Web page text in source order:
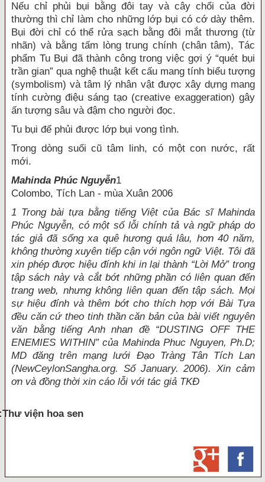
Nếu chỉ phủi bụi bằng đôi tay và cây chổi của đời
thường thì chỉ làm cho những lớp bụi có cớ dày thêm.
Bụi đời chỉ có thể rửa sạch bằng đôi mắt thương (từ
nhãn) và bằng tấm lòng trung chính (chân tâm), Tác
phẩm Tu Bụi đã thành công trong việc gợi ý “quét bụi
trần gian” qua nghệ thuật kết cấu mang tính biểu tượng
(symbolism) và tâm lý nhân vật được xây dựng mang
tính cường điệu sáng tạo (creative exaggeration) gây
ấn tượng sâu và đậm cho người đọc.
Tu bụi để phủi được lớp bụi vong tình.
Trong dòng suối cũ tâm linh, có một con nước, rất
mới.
Mahinda Phúc Nguyễn1
Colombo, Tích Lan - mùa Xuân 2006
1 Trong bài tựa bằng tiếng Việt của Bác sĩ Mahinda
Phúc Nguyễn, có một số lỗi chính tả và ngữ pháp do
tác giả đã sống xa quê hương quá lâu, hơn 40 năm,
không thường xuyên tiếp cận với ngôn ngữ Việt. Tôi đã
xin phép được hiệu đính khi in lại thành “Lời Mở” trong
tập sách này và cắt bớt những phần có liên quan đến
trang web, nhưng không liên quan đến tập sách. Mọi
sự hiệu đính và thêm bớt cho thích hợp với Bài Tựa
đều căn cứ theo tinh thần căn bản của bài viết nguyên
văn bằng tiếng Anh nhan đề “DUSTING OFF THE
ENEMIES WITHIN” của Mahinda Phuc Nguyen, Ph.D;
MD đăng trên mạng lưới Đạo Tràng Tân Tích Lan
(NewCeylonSangha.org. Số January. 2006). Xin cảm
ơn và đồng thời xin cáo lỗi với tác giả TKĐ
viện hoa sen